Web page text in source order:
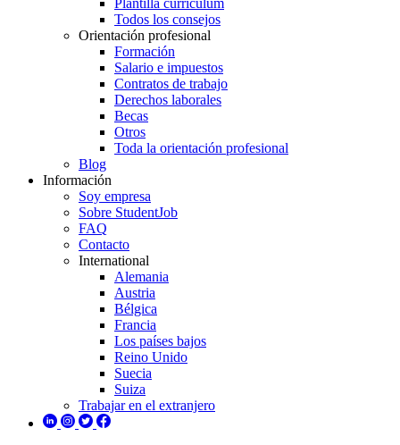
Plantilla currículum
Todos los consejos
Orientación profesional
Formación
Salario e impuestos
Contratos de trabajo
Derechos laborales
Becas
Otros
Toda la orientación profesional
Blog
Información
Soy empresa
Sobre StudentJob
FAQ
Contacto
International
Alemania
Austria
Bélgica
Francia
Los países bajos
Reino Unido
Suecia
Suiza
Trabajar en el extranjero